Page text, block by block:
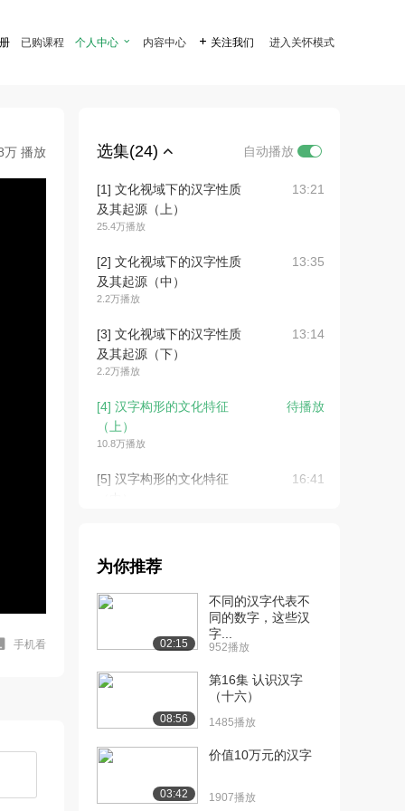
已购课程 个人中心  内容中心  关注我们 进入关怀模式
万 播放
手机看
选集(24) 自动播放
[1] 文化视域下的汉字性质
及其起源（上）
25.4万播放
13:21
[2] 文化视域下的汉字性质
及其起源（中）
2.2万播放
13:35
[3] 文化视域下的汉字性质
及其起源（下）
2.2万播放
13:14
[4] 汉字构形的文化特征
（上）
10.8万播放
待播放
[5] 汉字构形的文化特征
16:41
（下）
[7] 汉字中的传统文化信息
解读--服饰、...
15:46
[8] 汉字中的传统文化信息
解读--服饰、...
解读--服饰、...
6778播放
为你推荐
02:15
不同的汉字代表不
同的数字，这些汉
字...
952播放
08:56
第16集 认识汉字
（十六）
1485播放
03:42
价值10万元的汉字
1907播放